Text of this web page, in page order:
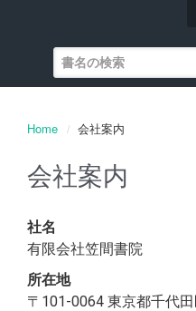
Home 会社案内
会社案内
社名
有限会社笠間書院
所在地
〒101-0064 東京都千代